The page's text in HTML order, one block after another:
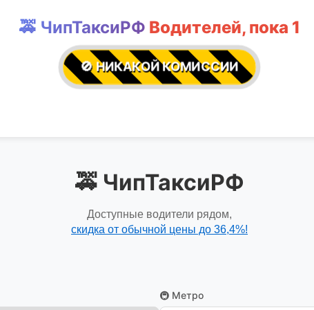
🚕 ЧипТаксиРФ Водителей, пока 1
🚫 НИКАКОЙ КОМИССИИ
🚕 ЧипТаксиРФ
Доступные водители рядом,
скидка от обычной цены до 36,4%!
🚇 Метро